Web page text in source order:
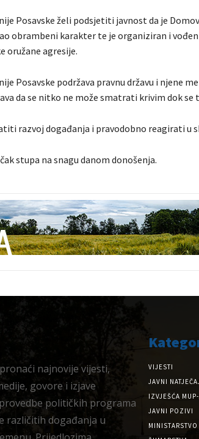
Posavske želi podsjetiti javnost da je
obrambeni karakter te je organiziran i
oružane agresije.
Posavske podržava pravnu državu i njene
da se nitko ne može smatrati krivim dok se
razvoj događanja i pravodobno reagirati u
stupa na snagu danom donošenja.
najnovije vijesti,
govore i izjave
političkih programa
različitih događanja u
VIJESTI
JAVNI
IZVJEŠĆA
JAVNI POZIVI